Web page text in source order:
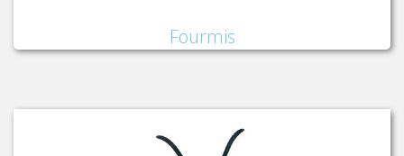
Fourmis